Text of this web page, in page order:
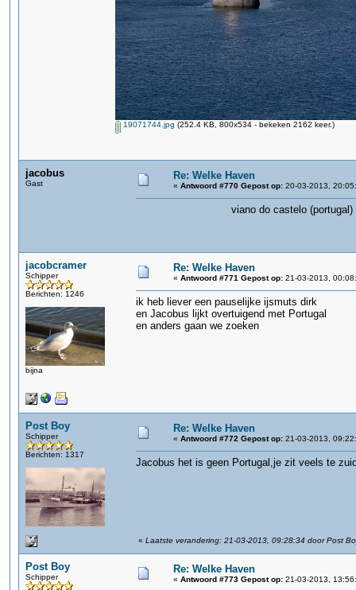
19071744.jpg (252.4 KB, 800x534 - bekeken 2162 keer.)
jacobus
Gast
Re: Welke Haven
« Antwoord #770 Gepost op: 20-03-2013,
viano do castelo (portugal)
jacobcramer
Schipper
Berichten: 1246
bijna
Re: Welke Haven
« Antwoord #771 Gepost op: 21-03-2013,
ik heb liever een pauselijke ijsmuts dirk
en Jacobus lijkt overtuigend met Portugal
en anders gaan we zoeken
Post Boy
Schipper
Berichten: 1317
Re: Welke Haven
« Antwoord #772 Gepost op: 21-03-2013,
Jacobus het is geen Portugal,je zit veels te
« Laatste verandering: 21-03-2013, 09:28:34 door Post
Post Boy
Schipper
Re: Welke Haven
« Antwoord #773 Gepost op: 21-03-2013,